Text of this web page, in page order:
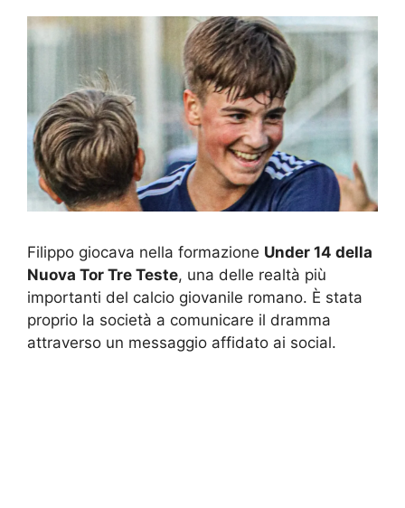
Filippo giocava nella formazione Under 14 della
Nuova Tor Tre Teste, una delle realtà più
importanti del calcio giovanile romano. È stata
proprio la società a comunicare il dramma
attraverso un messaggio affidato ai social.